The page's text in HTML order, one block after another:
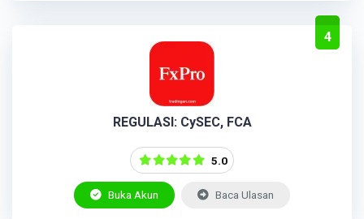
4
REGULASI: CySEC, FCA
5.0
Buka Akun Baca Ulasan